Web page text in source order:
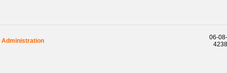
Administration
06-